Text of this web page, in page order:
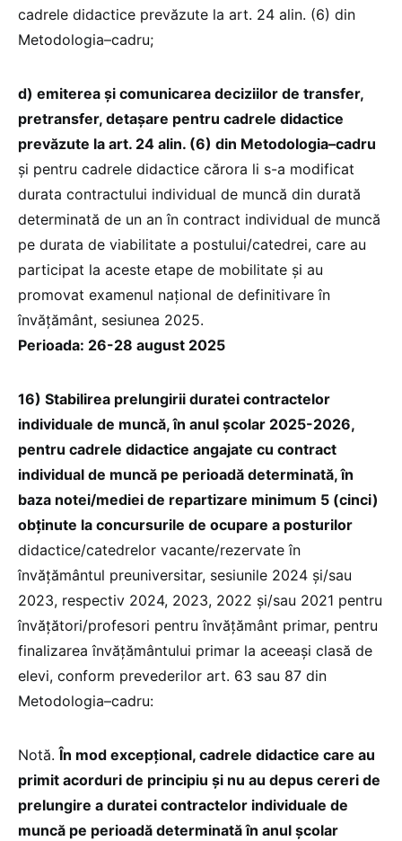
cadrele didactice prevăzute la art. 24 alin. (6) din
Metodologia–cadru;
d) emiterea și comunicarea deciziilor de transfer,
pretransfer, detașare pentru cadrele didactice
prevăzute la art. 24 alin. (6) din Metodologia–cadru
și pentru cadrele didactice cărora li s-a modificat
durata contractului individual de muncă din durată
determinată de un an în contract individual de muncă
pe durata de viabilitate a postului/catedrei, care au
participat la aceste etape de mobilitate și au
promovat examenul național de definitivare în
învățământ, sesiunea 2025.
Perioada: 26-28 august 2025
16) Stabilirea prelungirii duratei contractelor
individuale de muncă, în anul școlar 2025-2026,
pentru cadrele didactice angajate cu contract
individual de muncă pe perioadă determinată, în
baza notei/mediei de repartizare minimum 5 (cinci)
obținute la concursurile de ocupare a posturilor
didactice/catedrelor vacante/rezervate în
învățământul preuniversitar, sesiunile 2024 și/sau
2023, respectiv 2024, 2023, 2022 și/sau 2021 pentru
învățători/profesori pentru învățământ primar, pentru
finalizarea învățământului primar la aceeași clasă de
elevi, conform prevederilor art. 63 sau 87 din
Metodologia–cadru:
Notă.În mod excepțional, cadrele didactice care au
primit acorduri de principiu și nu au depus cereri de
prelungire a duratei contractelor individuale de
muncă pe perioadă determinată în anul școlar